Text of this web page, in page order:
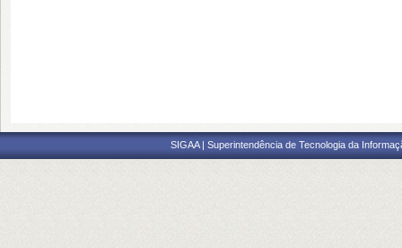
SIGAA | Superintendência de Tecnologia da